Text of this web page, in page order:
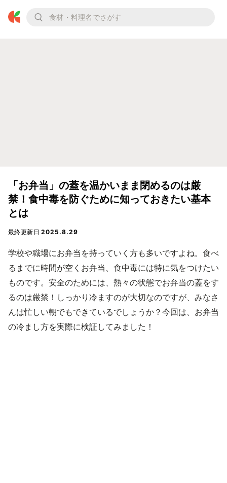
「お弁当」の蓋を温かいまま閉めるのは厳
禁！食中毒を防ぐために知っておきたい基本
とは
最終更新日2025.8.29
学校や職場にお弁当を持っていく方も多いですよね。食べ
るまでに時間が空くお弁当、食中毒には特に気をつけたい
ものです。安全のためには、熱々の状態でお弁当の蓋をす
るのは厳禁！しっかり冷ますのが大切なのですが、みなさ
んは忙しい朝でもできているでしょうか？今回は、お弁当
の冷まし方を実際に検証してみました！